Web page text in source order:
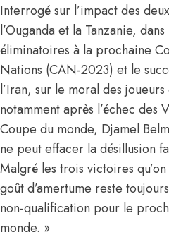
Interrogé sur l’impact des
l’Ouganda et la Tanzanie,
éliminatoires à la prochaine
Nations (CAN-2023) et le
l’Iran, sur le moral des
notamment après l’échec des
Coupe du monde, Djamel
ne peut effacer la désillusion
Malgré les trois victoires
goût d’amertume reste
non-qualification pour le
monde. »